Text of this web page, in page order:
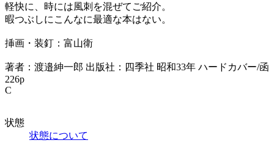
軽快に、時には風刺を混ぜてご紹介。
暇つぶしにこんなに最適な本はない。
挿画・装釘：富山衛
著者：渡邉紳一郎 出版社：四季社 昭和33年 ハードカバー/函
226p
C
状態
状態について